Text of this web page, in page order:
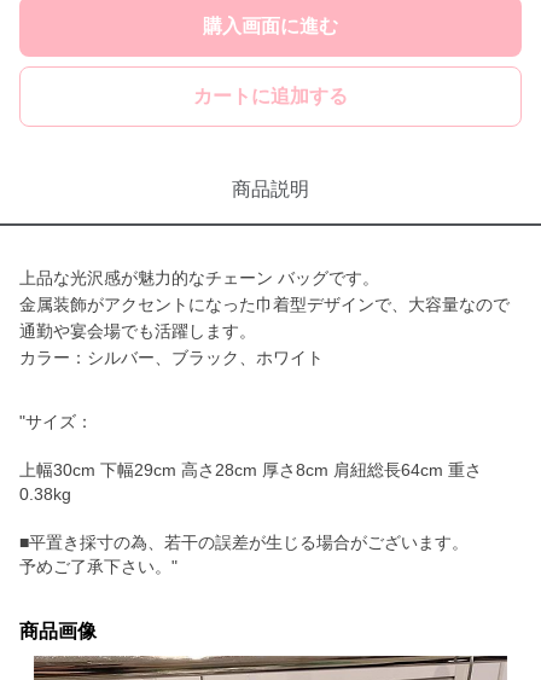
購入画面に進む
カートに追加する
商品説明
上品な光沢感が魅力的なチェーン バッグです。
金属装飾がアクセントになった巾着型デザインで、大容量なので
通勤や宴会場でも活躍します。
カラー：シルバー、ブラック、ホワイト
"サイズ：
上幅30cm 下幅29cm 高さ28cm 厚さ8cm 肩紐総長64cm 重さ
0.38kg
■平置き採寸の為、若干の誤差が生じる場合がございます。
予めご了承下さい。"
商品画像